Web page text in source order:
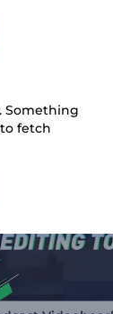
für Vintage-
Something
fetch